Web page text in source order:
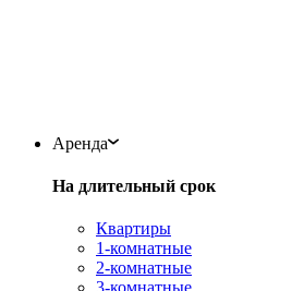
Аренда
На длительный срок
Квартиры
1-комнатные
2-комнатные